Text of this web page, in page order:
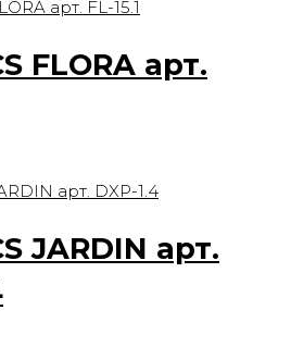
FLORA арт.
JARDIN арт.